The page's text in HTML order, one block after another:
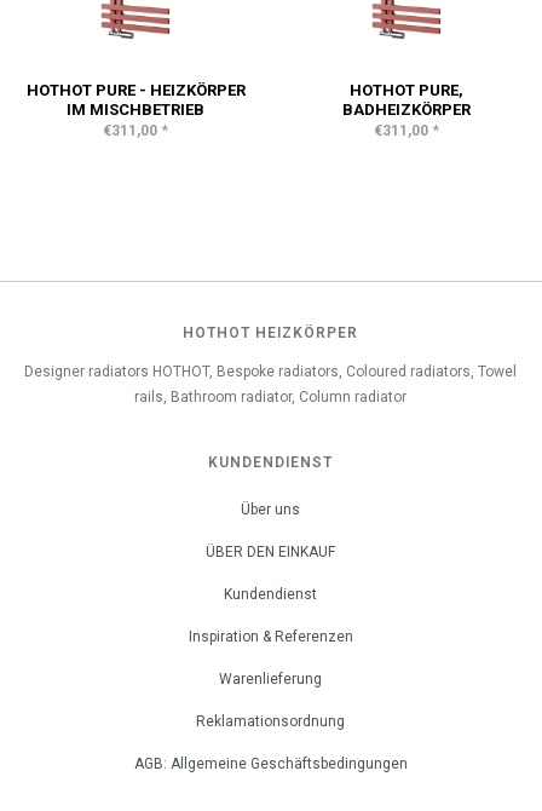
HOTHOT PURE - HEIZKÖRPER
IM MISCHBETRIEB
€311,00 *
HOTHOT PURE,
BADHEIZKÖRPER
€311,00 *
HOTHOT HEIZKÖRPER
Designer radiators HOTHOT, Bespoke radiators, Coloured radiators, Towel
rails, Bathroom radiator, Column radiator
KUNDENDIENST
Über uns
ÜBER DEN EINKAUF
Kundendienst
Inspiration & Referenzen
Warenlieferung
Reklamationsordnung
AGB: Allgemeine Geschäftsbedingungen